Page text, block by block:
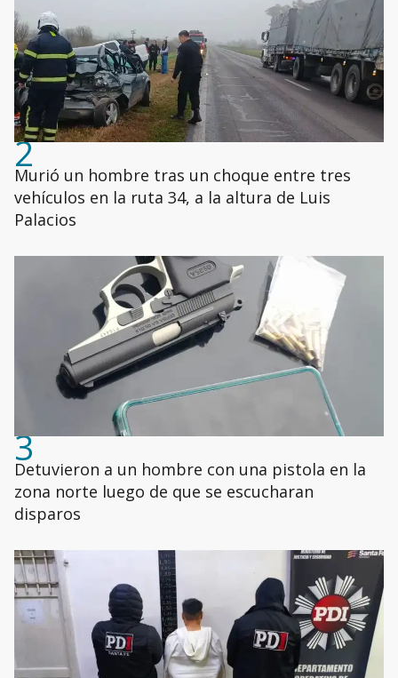
2
Murió un hombre tras un choque entre tres
vehículos en la ruta 34, a la altura de Luis
Palacios
3
Detuvieron a un hombre con una pistola en la
zona norte luego de que se escucharan
disparos